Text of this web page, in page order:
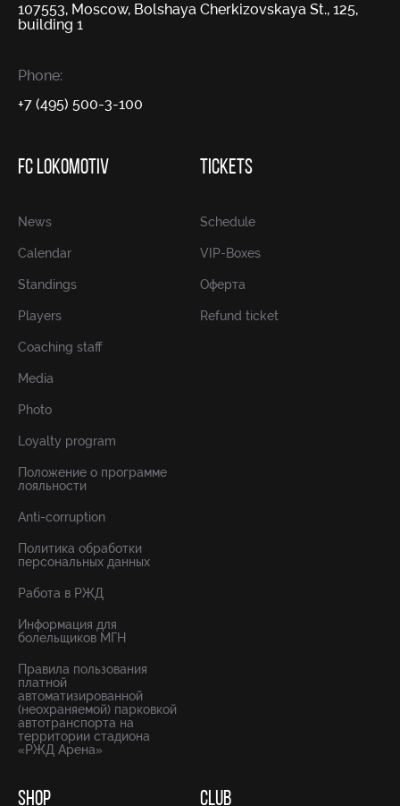
107553, Moscow, Bolshaya Cherkizovskaya St., 125,
building 1
Phone:
+7 (495) 500-3-100
FC LOKOMOTIV
News
Calendar
Standings
Players
Coaching staff
Media
Photo
Loyalty program
Положение о программе
лояльности
Anti-corruption
Политика обработки
персональных данных
Работа в РЖД
Информация для
болельщиков МГН
Правила пользования
платной
автоматизированной
(неохраняемой) парковкой
автотранспорта на
территории стадиона
«РЖД Арена»
TICKETS
Schedule
VIP-Boxes
Оферта
Refund ticket
SHOP CLUB